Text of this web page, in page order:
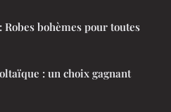
Robes bohèmes pour toutes
: un choix gagnant